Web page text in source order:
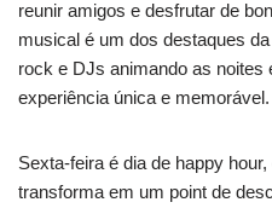
reunir amigos e desfrutar de
musical é um dos destaques
rock e DJs animando as noites
experiência única e memorável.
Sexta-feira é dia de happy
transforma em um point de